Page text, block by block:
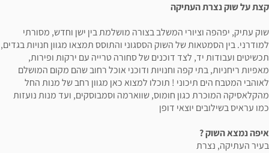
קצת על שוק נצרת העתיקה
שוק עתיק, יפהפה וציורי המשלב בצורה מושלמת בין ישן וחדש, מסורתי
למודרני. בין הסמטאות של השוק הססגוני והתוסס תמצאו מגוון חנויות בגדים,
תכשיטים ועבודות יד, לצד דוכנים של סחורה טרייה עם ירקות ופירות,
מאפיות ריחניות, בתי קפה וחנויות ודוכני אוכל רחוב שהם מקום המושלם
לאוהבי המטבח הים תיכוני ! תוכלו למצוא כאן מגוון רחב של מנות החל
מהקלאסיקה המוכרת כגון חומוס, שווארמה וסמבוסקים, ועד מנות נועזות
כמו עראיס בשילובים יוצאי דופן
איפה נמצא השוק ?
בעיר העתיקה, נצרת